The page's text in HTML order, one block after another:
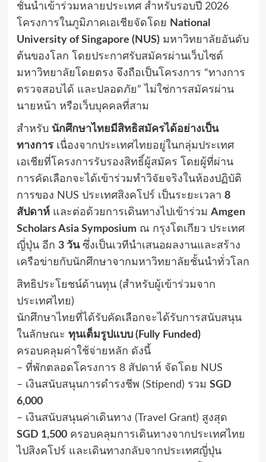
ชั้นนำเข้าร่วมหลายประเทศ สำหรับรอบปี 2026
โครงการในภูมิภาคเอเชียจัดโดย National
University of Singapore (NUS)มหาวิทยาลัยอันดับ
ต้นของโลก โดยประกาศรับสมัครผ่านเว็บไซต์
มหาวิทยาลัยโดยตรง จึงถือเป็นโครงการ “ทางการ
ตรวจสอบได้ และปลอดภัย” ไม่ใช่การสมัครผ่าน
นายหน้า หรือเว็บบุคคลที่สาม
สำหรับ นักศึกษาไทยมีสิทธิสมัครได้อย่างเป็น
ทางการเนื่องจากประเทศไทยอยู่ในกลุ่มประเทศ
เอเชียที่โครงการรับรองสิทธิ์ผู้สมัคร โดยผู้ที่ผ่าน
การคัดเลือกจะได้เข้าร่วมทำวิจัยจริงในห้องปฏิบัติ
การของ NUS ประเทศสิงคโปร์ เป็นระยะเวลา 8
สัปดาห์และต่อด้วยการเดินทางไปเข้าร่วม Amgen
Scholars Asia Symposium ณ กรุงโตเกียว ประเทศ
ญี่ปุ่น อีก 3 วันซึ่งเป็นเวทีนำเสนอผลงานและสร้าง
เครือข่ายกับนักศึกษาจากมหาวิทยาลัยชั้นนำทั่วโลก
สิทธิประโยชน์ด้านทุน (สำหรับผู้เข้าร่วมจาก
ประเทศไทย)
นักศึกษาไทยที่ได้รับคัดเลือกจะได้รับการสนับสนุน
ในลักษณะ ทุนเต็มรูปแบบ (Fully Funded)
ครอบคลุมค่าใช้จ่ายหลัก ดังนี้
– ที่พักตลอดโครงการ 8 สัปดาห์ จัดโดย NUS
– เงินสนับสนุนการดำรงชีพ (Stipend) รวม SGD
6,000
– เงินสนับสนุนค่าเดินทาง (Travel Grant) สูงสุด
SGD 1,500ครอบคลุมการเดินทางจากประเทศไทย
ไปสิงคโปร์ และเดินทางกลับจากประเทศญี่ปุ่น